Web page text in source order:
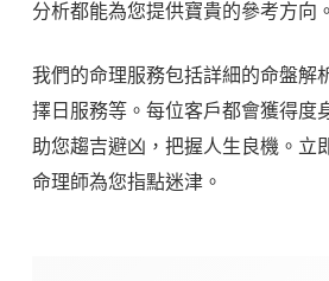
分析都能為您提供寶貴的參考方向。
我們的命理服務包括詳細的命盤解
擇日服務等。每位客戶都會獲得度
助您趨吉避凶，把握人生良機。立
命理師為您指點迷津。